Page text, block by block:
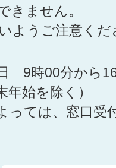
きません。
ようご注意くだ
9時00分から
年始を除く）
っては、窓口受